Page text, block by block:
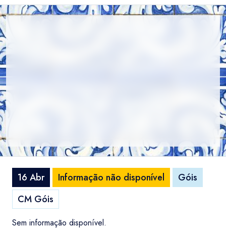
16 Abr Informação não disponível
Góis
CM Góis
Sem informação disponível.